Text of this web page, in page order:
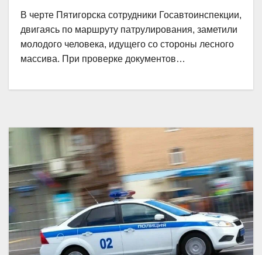
В черте Пятигорска сотрудники Госавтоинспекции,
двигаясь по маршруту патрулирования, заметили
молодого человека, идущего со стороны лесного
массива. При проверке документов…